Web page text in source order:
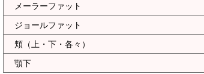
メーラーファット
ジョールファット
頬（上・下・各々）
顎下